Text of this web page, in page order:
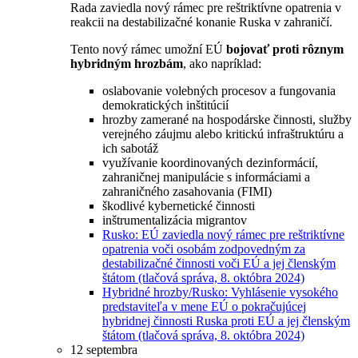
Rada zaviedla nový rámec pre reštriktívne opatrenia v
reakcii na destabilizačné konanie Ruska v zahraničí.
Tento nový rámec umožní EÚ bojovať proti rôznym
hybridným hrozbám, ako napríklad:
oslabovanie volebných procesov a fungovania
demokratických inštitúcií
hrozby zamerané na hospodárske činnosti, služby
verejného záujmu alebo kritickú infraštruktúru a
ich sabotáž
využívanie koordinovaných dezinformácií,
zahraničnej manipulácie s informáciami a
zahraničného zasahovania (FIMI)
škodlivé kybernetické činnosti
inštrumentalizácia migrantov
Rusko: EÚ zaviedla nový rámec pre reštriktívne
opatrenia voči osobám zodpovedným za
destabilizačné činnosti voči EÚ a jej členským
štátom (tlačová správa, 8. októbra 2024)
Hybridné hrozby/Rusko: Vyhlásenie vysokého
predstaviteľa v mene EÚ o pokračujúcej
hybridnej činnosti Ruska proti EÚ a jej členským
štátom (tlačová správa, 8. októbra 2024)
12 septembra